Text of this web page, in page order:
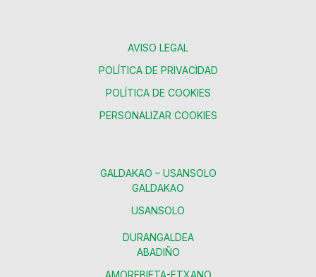
AVISO LEGAL
POLÍTICA DE PRIVACIDAD
POLÍTICA DE COOKIES
PERSONALIZAR COOKIES
GALDAKAO – USANSOLO
GALDAKAO
USANSOLO
DURANGALDEA
ABADIÑO
AMOREBIETA-ETXANO